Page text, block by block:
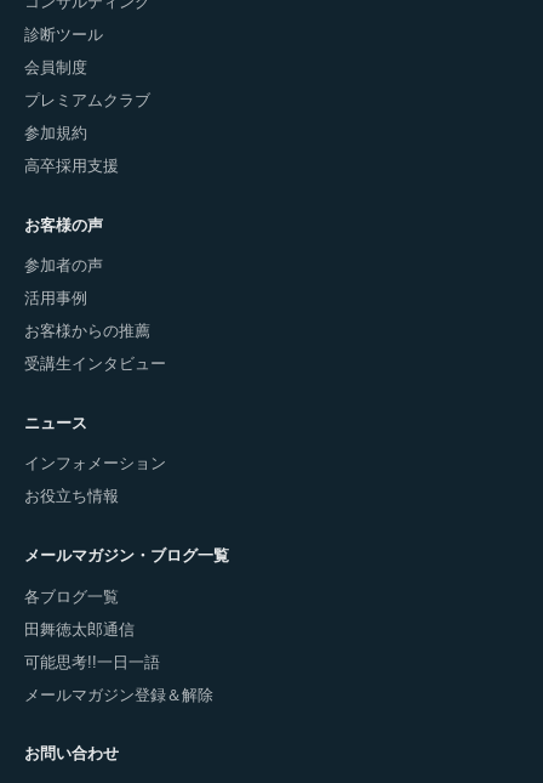
診断ツール
会員制度
プレミアムクラブ
参加規約
高卒採用支援
お客様の声
参加者の声
活用事例
お客様からの推薦
受講生インタビュー
ニュース
インフォメーション
お役立ち情報
メールマガジン・ブログ一覧
各ブログ一覧
田舞徳太郎通信
可能思考!!一日一語
メールマガジン登録＆解除
お問い合わせ